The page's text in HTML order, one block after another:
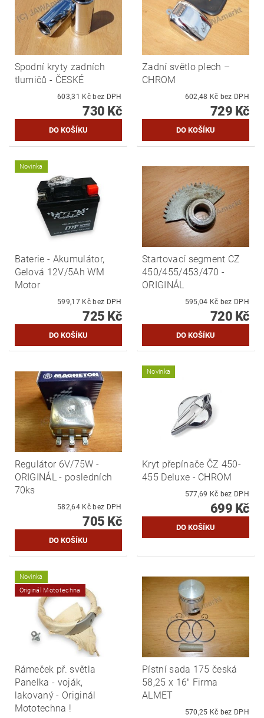
Spodní kryty zadních
tlumičů - ČESKÉ
603,31 Kč bez DPH
730 Kč
Zadní světlo plech –
CHROM
602,48 Kč bez DPH
729 Kč
Novinka
Baterie - Akumulátor,
Gelová 12V/5Ah WM
Motor
599,17 Kč bez DPH
725 Kč
Startovací segment CZ
450/455/453/470 -
ORIGINÁL
595,04 Kč bez DPH
720 Kč
Regulátor 6V/75W -
ORIGINÁL - posledních
70ks
582,64 Kč bez DPH
705 Kč
Novinka
Kryt přepínače ČZ 450-
455 Deluxe - CHROM
577,69 Kč bez DPH
699 Kč
Novinka
Originál Mototechna
Rámeček př. světla
Panelka - voják,
lakovaný - Originál
Mototechna !
Pístní sada 175 česká
58,25 x 16" Firma
ALMET
570,25 Kč bez DPH